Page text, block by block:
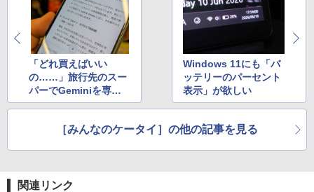
「どれ買えばいい
の……」旅行先のスー
パーでGeminiを専属
ガイドにしてみた
Windows 11にも「バ
ッテリーのパーセント
表示」が欲しい
［みんなのケータイ］の他の記事を見る
関連リンク